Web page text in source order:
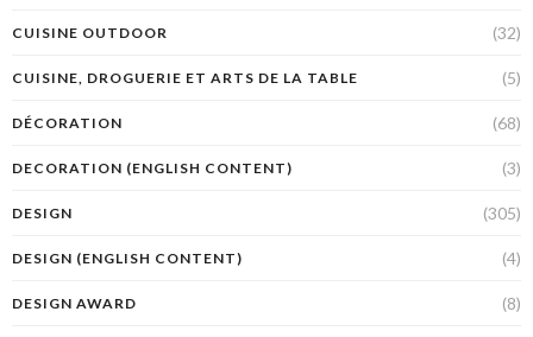
CUISINE OUTDOOR (32)
CUISINE, DROGUERIE ET ARTS DE LA TABLE (5)
DÉCORATION (68)
DECORATION (ENGLISH CONTENT) (3)
DESIGN (305)
DESIGN (ENGLISH CONTENT) (4)
DESIGN AWARD (8)